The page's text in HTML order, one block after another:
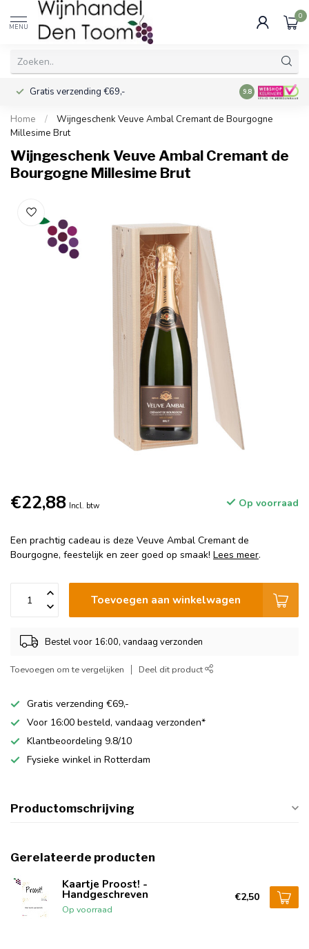
MENU
0
Gratis verzending €69,- Voor 16:00
9.8
Home /
Wijngeschenk Veuve Ambal Cremant de Bourgogne
Millesime Brut
Wijngeschenk Veuve Ambal Cremant de
Bourgogne Millesime Brut
€22,88 Incl. btw Op voorraad
Een prachtig cadeau is deze Veuve Ambal Cremant de
Bourgogne, feestelijk en zeer goed op smaak! Lees meer.
Toevoegen aan winkelwagen
Bestel voor 16:00, vandaag verzonden
Toevoegen om te vergelijken Deel dit product
Gratis verzending €69,-
Voor 16:00 besteld, vandaag verzonden*
Klantbeoordeling 9.8/10
Fysieke winkel in Rotterdam
Productomschrijving
Gerelateerde producten
Kaartje Proost! -
Handgeschreven
Op voorraad
€2,50